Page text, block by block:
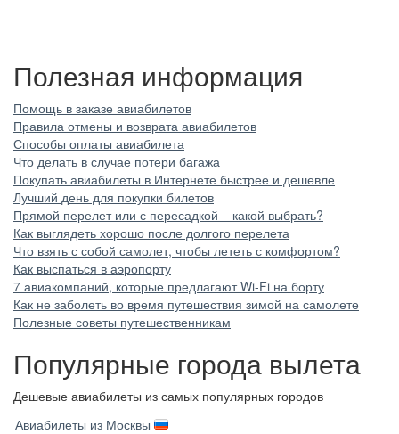
Полезная информация
Помощь в заказе авиабилетов
Правила отмены и возврата авиабилетов
Способы оплаты авиабилета
Что делать в случае потери багажа
Покупать авиабилеты в Интернете быстрее и дешевле
Лучший день для покупки билетов
Прямой перелет или с пересадкой – какой выбрать?
Как выглядеть хорошо после долгого перелета
Что взять с собой самолет, чтобы лететь с комфортом?
Как выспаться в аэропорту
7 авиакомпаний, которые предлагают Wi-Fi на борту
Как не заболеть во время путешествия зимой на самолете
Полезные советы путешественникам
Популярные города вылета
Дешевые авиабилеты из самых популярных городов
Авиабилеты из Москвы